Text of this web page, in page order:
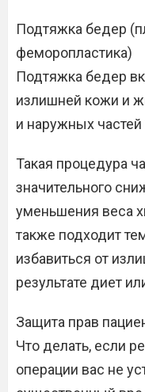
Подтяжка бедер
феморопластика)
Подтяжка бедер
излишней кожи и
и наружных
Такая процедура
значительного
уменьшения веса
также подходит
избавиться от
результате диет
Защита прав
Что делать, если
операции вас не